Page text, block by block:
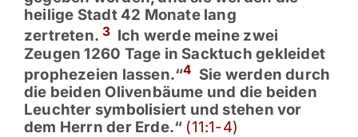
heilige Stadt 42 Monate lang
zertreten.3 Ich werde meine zwei
Zeugen 1260 Tage in Sacktuch gekleidet
prophezeien lassen.“4 Sie werden durch
die beiden Olivenbäume und die beiden
Leuchter symbolisiert und stehen vor
dem Herrn der Erde.“ (11:1-4)